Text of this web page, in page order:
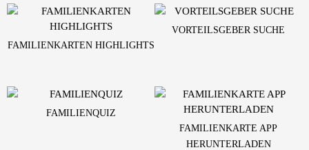
FAMILIENKARTEN HIGHLIGHTS
VORTEILSGEBER SUCHE
FAMILIENQUIZ
FAMILIENKARTE APP
HERUNTERLADEN